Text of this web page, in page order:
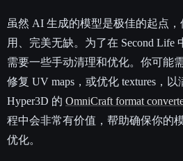
虽然 AI 生成的模型是极佳的起点
用、完美无缺。为了在 Second Life
需要一些手动清理和优化。你可能
修复 UV maps，或优化 textures，
Hyper3D 的 OmniCraft format
程中会非常有价值，帮助确保你的
优化。